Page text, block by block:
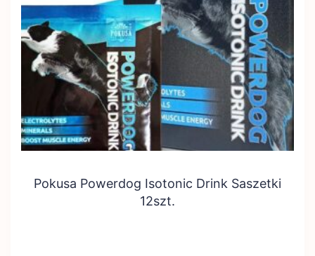
Pokusa Powerdog Isotonic Drink Saszetki
12szt.